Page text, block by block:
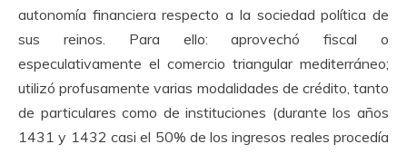
autonomía financiera respecto a la sociedad política de
sus reinos. Para ello: aprovechó fiscal o
especulativamente el comercio triangular mediterráneo;
utilizó profusamente varias modalidades de crédito, tanto
de particulares como de instituciones (durante los años
1431 y 1432 casi el 50% de los ingresos reales procedía